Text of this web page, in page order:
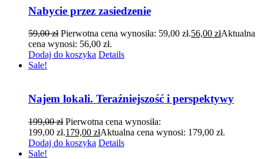
Nabycie przez zasiedzenie
59,00zł Pierwotna cena wynosiła: 59,00 zł.56,00 złAktualna
cena wynosi: 56,00 zł.
Dodaj do koszyka Details
Sale!
Najem lokali. Teraźniejszość i perspektywy
199,00zł Pierwotna cena wynosiła:
199,00 zł.179,00 złAktualna cena wynosi: 179,00 zł.
Dodaj do koszyka Details
Sale!